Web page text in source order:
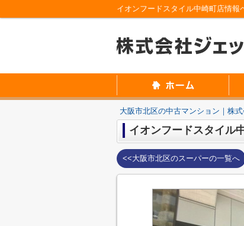
大阪市北区の中古マンション｜株
イオンフードスタイル
<<大阪市北区のスーパーの一覧へ